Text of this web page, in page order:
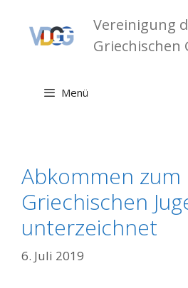
Inhalt
springen
Vereinigung
Griechischen
Menü
Abkommen zum
Griechischen
unterzeichnet
6. Juli 2019